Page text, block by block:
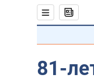
81-